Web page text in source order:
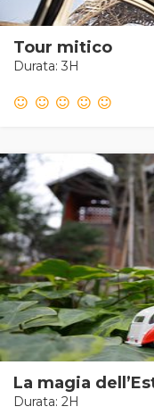
Tour mitico
Durata: 3H
La magia
Durata: 2H